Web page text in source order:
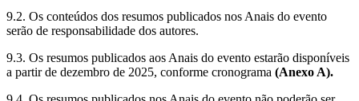
9.2. Os conteúdos dos resumos publicados nos Anais do evento
serão de responsabilidade dos autores.
9.3. Os resumos publicados aos Anais do evento estarão disponíveis
a partir de dezembro de 2025, conforme cronograma (Anexo A).